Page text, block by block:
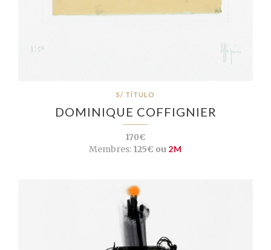
S/ TÍTULO
DOMINIQUE COFFIGNIER
170€
Membres: 125€ ou 2M